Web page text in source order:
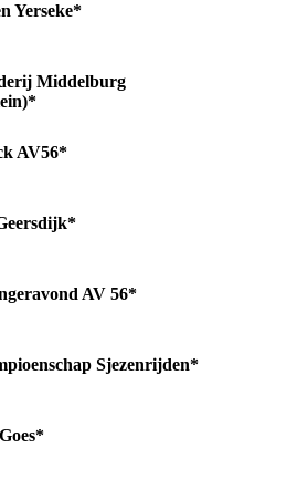
Yerseke*
Middelburg
AV56*
AV 56*
Sjezenrijden*